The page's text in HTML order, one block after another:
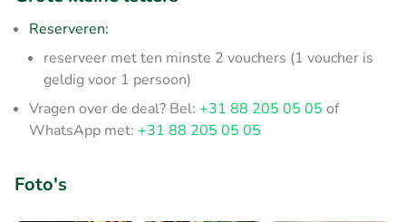
Reserveren:
reserveer met ten minste 2 vouchers (1 voucher is
geldig voor 1 persoon)
Vragen over de deal? Bel: +31 88 205 05 05 of
WhatsApp met: +31 88 205 05 05
Foto's